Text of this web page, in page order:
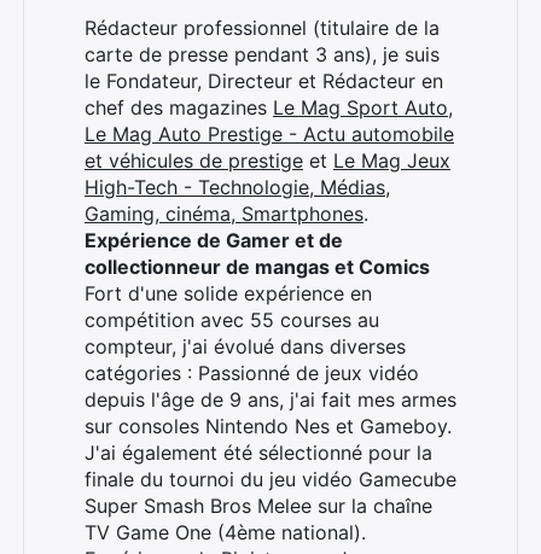
Rédacteur professionnel (titulaire de la
carte de presse pendant 3 ans), je suis
le Fondateur, Directeur et Rédacteur en
chef des magazines Le Mag Sport Auto,
Le Mag Auto Prestige - Actu automobile
et véhicules de prestige et Le Mag Jeux
High-Tech - Technologie, Médias,
Gaming, cinéma, Smartphones.
Expérience de Gamer et de
collectionneur de mangas et Comics
Fort d'une solide expérience en
compétition avec 55 courses au
compteur, j'ai évolué dans diverses
catégories : Passionné de jeux vidéo
depuis l'âge de 9 ans, j'ai fait mes armes
sur consoles Nintendo Nes et Gameboy.
J'ai également été sélectionné pour la
finale du tournoi du jeu vidéo Gamecube
Super Smash Bros Melee sur la chaîne
TV Game One (4ème national).